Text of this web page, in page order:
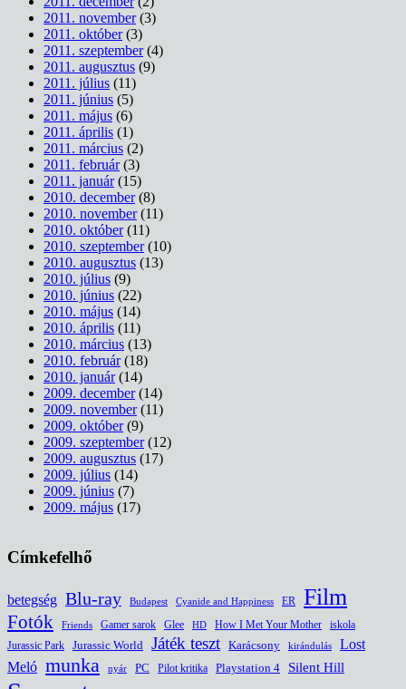
2011. november(3)
2011. október(3)
2011. szeptember(4)
2011. augusztus (9)
2011. július (11)
2011. június (5)
2011. május (6)
2011. április (1)
2011. március (2)
2011. február(3)
2011. január(15)
2010. december(8)
2010. november(11)
2010. október(11)
2010. szeptember(10)
2010. augusztus (13)
2010. július (9)
2010. június (22)
2010. május (14)
2010. április (11)
2010. március (13)
2010. február(18)
2010. január(14)
2009. december(14)
2009. november(11)
2009. október(9)
2009. szeptember(12)
2009. augusztus (17)
2009. július (14)
2009. június (7)
2009. május (17)
Címkefelhő
betegség Blu-ray Budapest Cyanide and Happiness ER Film
Fotók Friends Gamer sarok Glee HD How I Met Your Mother
iskola
Jurassic Park
Jurassic World Játék teszt Karácsony kirándulás Lost
Meló munka nyár PC Pilot kritika Playstation 4 Silent Hill